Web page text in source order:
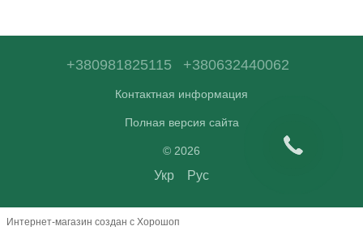
+380981825115 +380632440062
Контактная информация
Полная версия сайта
© 2026
Укр Рус
Интернет-магазин создан с Хорошоп